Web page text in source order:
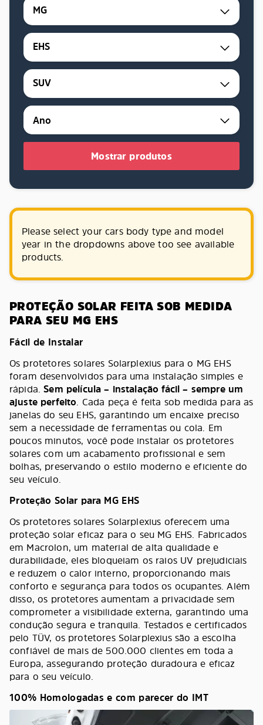
MG
EHS
SUV
Mostrar produtos
Please select your cars body type and model
year in the dropdowns above too see available
products.
PROTEÇÃO SOLAR FEITA SOB MEDIDA
PARA SEU MG EHS
Fácil de Instalar
Os protetores solares Solarplexius para o MG EHS
foram desenvolvidos para uma instalação simples e
rápida.Sem película – instalação fácil – sempre um
ajuste perfeito. Cada peça é feita sob medida para as
janelas do seu EHS, garantindo um encaixe preciso
sem a necessidade de ferramentas ou cola. Em
poucos minutos, você pode instalar os protetores
solares com um acabamento profissional e sem
bolhas, preservando o estilo moderno e eficiente do
seu veículo.
Proteção Solar para MG EHS
Os protetores solares Solarplexius oferecem uma
proteção solar eficaz para o seu MG EHS. Fabricados
em Macrolon, um material de alta qualidade e
durabilidade, eles bloqueiam os raios UV prejudiciais
e reduzem o calor interno, proporcionando mais
conforto e segurança para todos os ocupantes. Além
disso, os protetores aumentam a privacidade sem
comprometer a visibilidade externa, garantindo uma
condução segura e tranquila. Testados e certificados
pelo TÜV, os protetores Solarplexius são a escolha
confiável de mais de 500.000 clientes em toda a
Europa, assegurando proteção duradoura e eficaz
para o seu veículo.
100% Homologadas e com parecer do IMT